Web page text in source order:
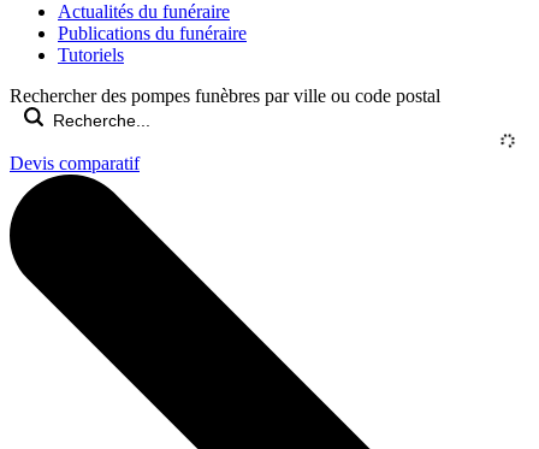
Actualités du funéraire
Publications du funéraire
Tutoriels
Rechercher des pompes funèbres par ville ou code postal
Devis comparatif